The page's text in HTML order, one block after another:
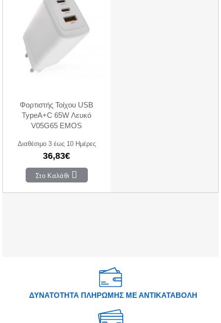
Φορτιστής Τοίχου USB
TypeA+C 65W Λευκό
V05G65 EMOS
Διαθέσιμο 3 έως 10 Ημέρες
36,83€
Στο Καλάθι
ΔΥΝΑΤΟΤΗΤΑ ΠΛΗΡΩΜΗΣ ΜΕ ΑΝΤΙΚΑΤΑΒΟΛΗ